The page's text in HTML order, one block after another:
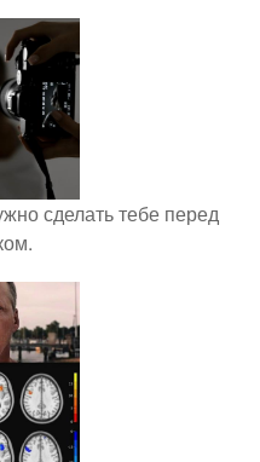
сделать тебе перед